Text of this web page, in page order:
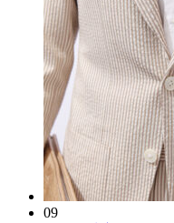
09